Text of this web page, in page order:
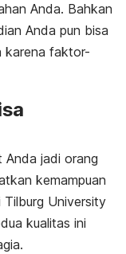
Anda. Bahkan
Anda pun bisa
karena faktor-
Anda jadi orang
kemampuan
Tilburg University
kualitas ini